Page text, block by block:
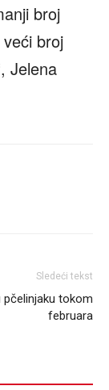
broj
broj
Jelena
Sledeći tekst
pčelinjaku tokom
februara